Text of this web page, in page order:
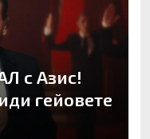
с Азис!
гейовете